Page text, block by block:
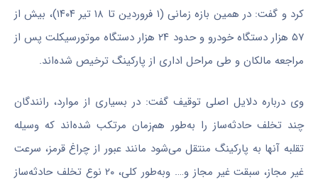
کرد و گفت: در همین بازه زمانی (۱ فروردین تا ۱۸ تیر ۱۴۰۴)، بیش از
۵۷ هزار دستگاه خودرو و حدود ۲۴ هزار دستگاه موتورسیکلت پس از
مراجعه مالکان و طی مراحل اداری از پارکینگ ترخیص شده‌اند.
وی درباره دلایل اصلی توقیف گفت: در بسیاری از موارد، رانندگان
چند تخلف حادثه‌ساز را به‌طور هم‌زمان مرتکب شده‌اند که وسیله
تقلبه آنها به پارکینگ منتقل می‌شود مانند عبور از چراغ قرمز، سرعت
غیر مجاز، سبقت غیر مجاز و…. وبه‌طور کلی، ۲۰ نوع تخلف حادثه‌ساز